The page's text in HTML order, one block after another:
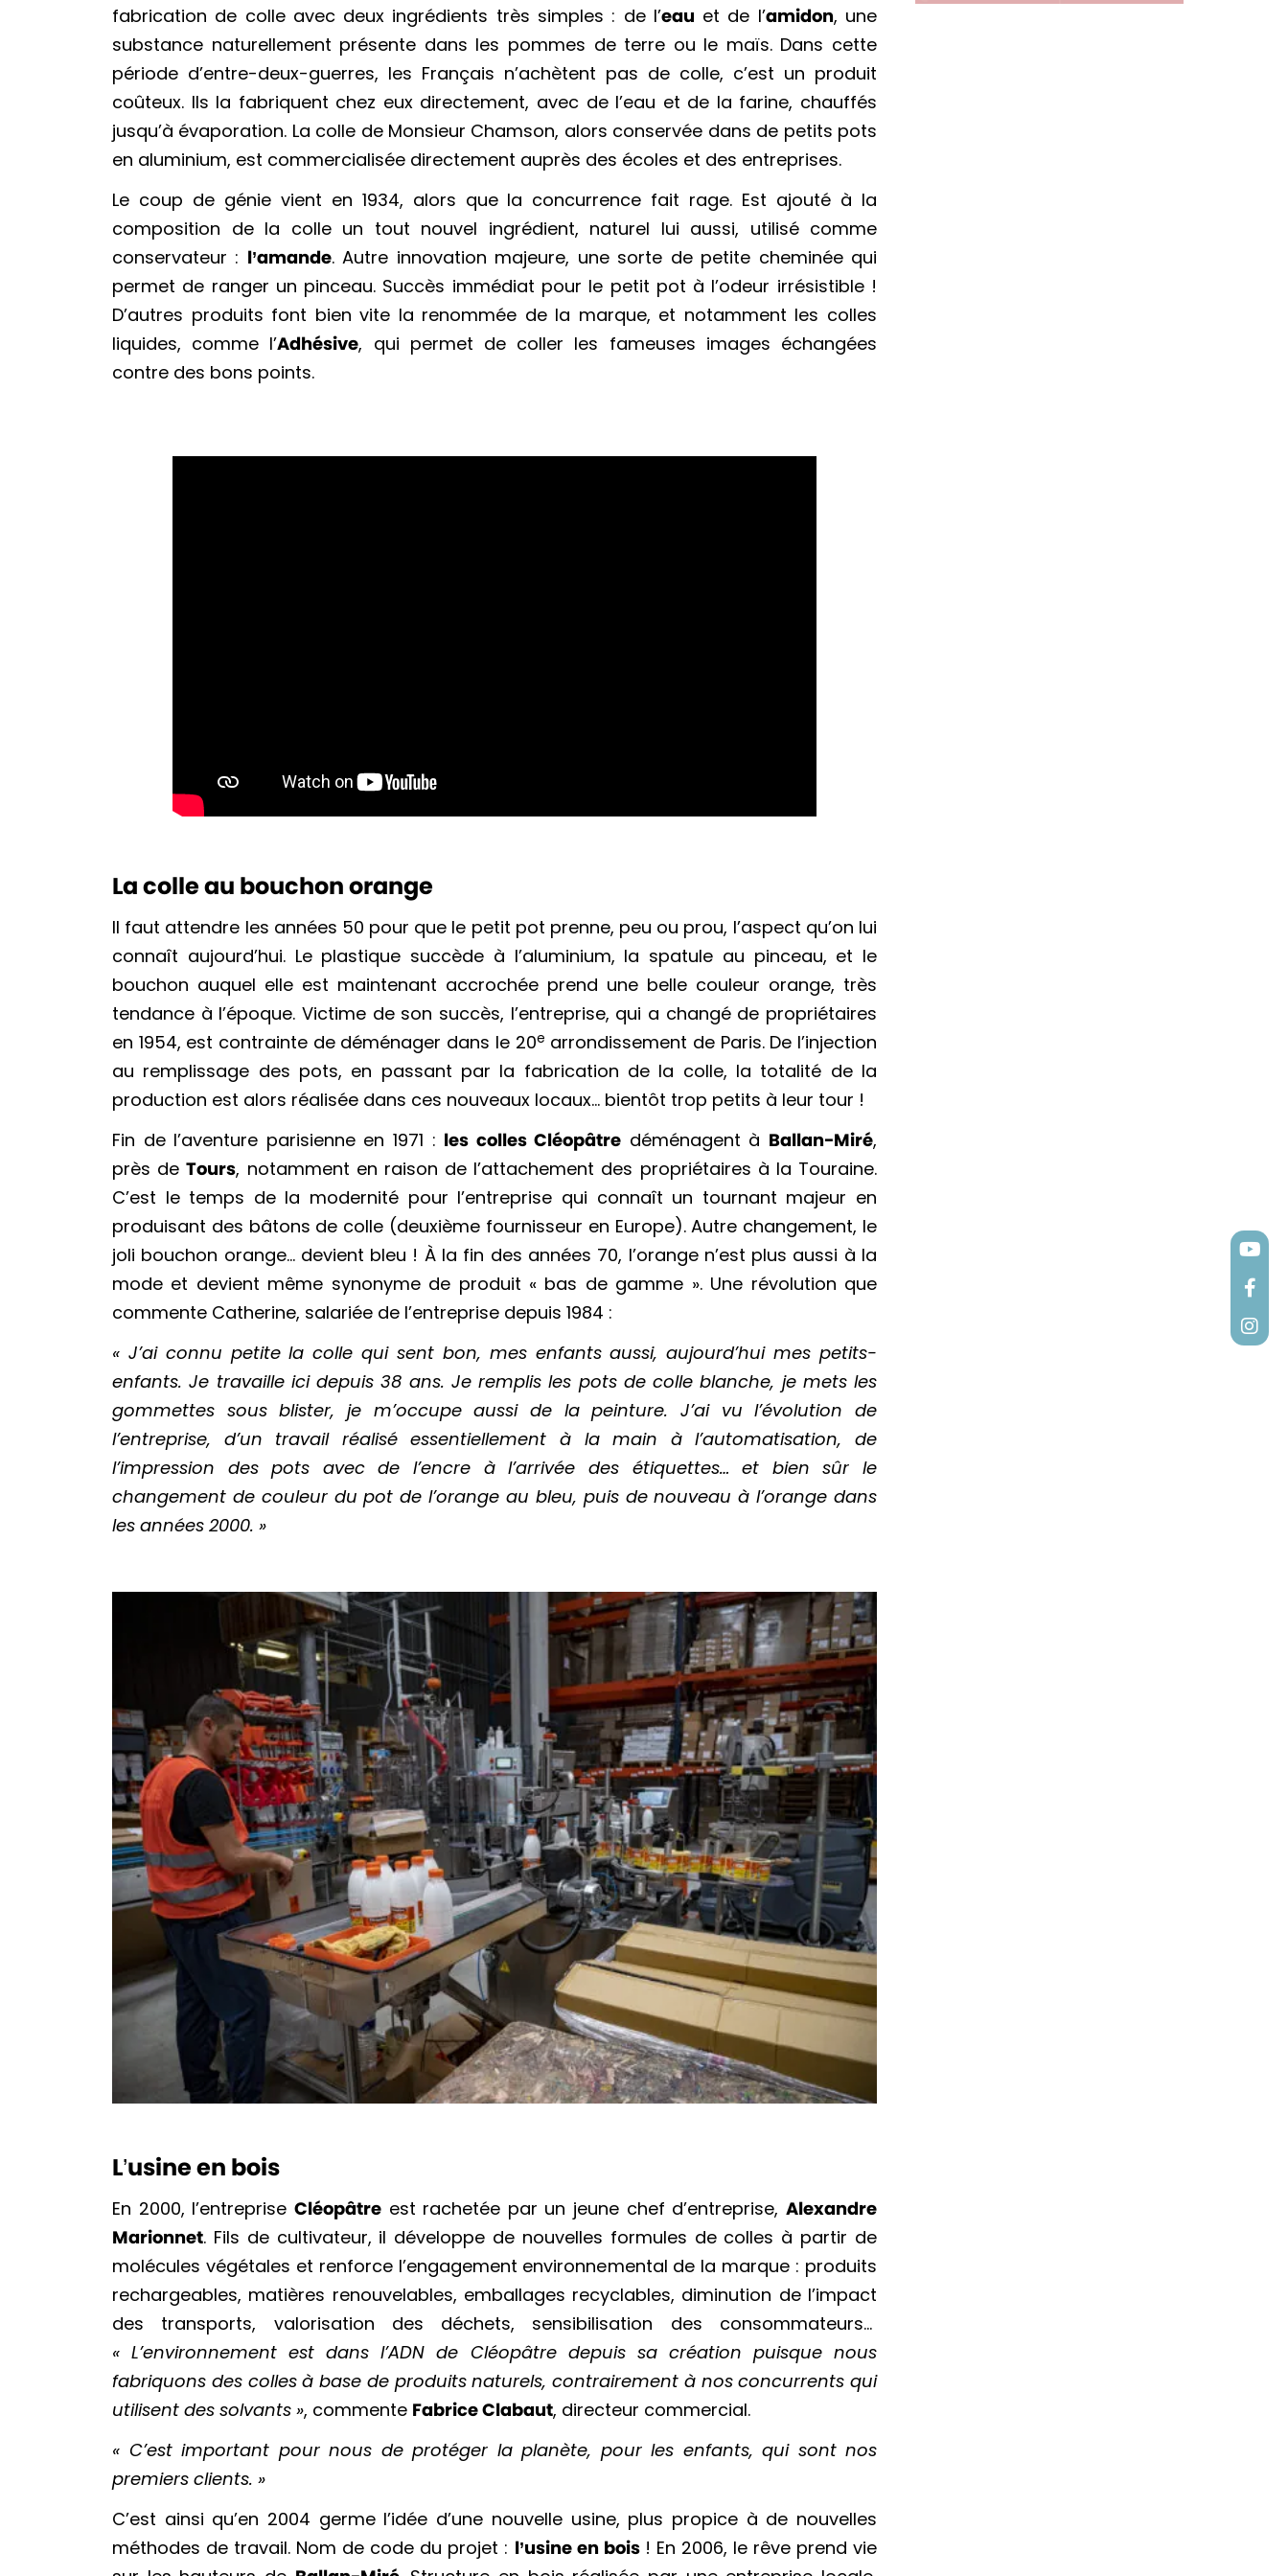
fabrication de colle avec deux ingrédients très simples : de l’eau et de l’amidon, une
substance naturellement présente dans les pommes de terre ou le maïs. Dans cette
période d’entre-deux-guerres, les Français n’achètent pas de colle, c’est un produit
coûteux. Ils la fabriquent chez eux directement, avec de l’eau et de la farine, chauffés
jusqu’à évaporation. La colle de Monsieur Chamson, alors conservée dans de petits pots
en aluminium, est commercialisée directement auprès des écoles et des entreprises.
Le coup de génie vient en 1934, alors que la concurrence fait rage. Est ajouté à la
composition de la colle un tout nouvel ingrédient, naturel lui aussi, utilisé comme
conservateur : l’amande. Autre innovation majeure, une sorte de petite cheminée qui
permet de ranger un pinceau. Succès immédiat pour le petit pot à l’odeur irrésistible !
D’autres produits font bien vite la renommée de la marque, et notamment les colles
liquides, comme l’Adhésive, qui permet de coller les fameuses images échangées
contre des bons points.
La colle au bouchon orange
Il faut attendre les années 50 pour que le petit pot prenne, peu ou prou, l’aspect qu’on lui
connaît aujourd’hui. Le plastique succède à l’aluminium, la spatule au pinceau, et le
bouchon auquel elle est maintenant accrochée prend une belle couleur orange, très
tendance à l’époque. Victime de son succès, l’entreprise, qui a changé de propriétaires
en 1954, est contrainte de déménager dans le 20e arrondissement de Paris. De l’injection
au remplissage des pots, en passant par la fabrication de la colle, la totalité de la
production est alors réalisée dans ces nouveaux locaux… bientôt trop petits à leur tour !
Fin de l’aventure parisienne en 1971 : les colles Cléopâtre déménagent à Ballan-Miré,
près deTours, notamment en raison de l’attachement des propriétaires à la Touraine.
C’est le temps de la modernité pour l’entreprise qui connaît un tournant majeur en
produisant des bâtons de colle (deuxième fournisseur en Europe). Autre changement, le
joli bouchon orange… devient bleu ! À la fin des années 70, l’orange n’est plus aussi à la
mode et devient même synonyme de produit « bas de gamme ». Une révolution que
commente Catherine, salariée de l’entreprise depuis 1984 :
« J’ai connu petite la colle qui sent bon, mes enfants aussi, aujourd’hui mes petits-
enfants. Je travaille ici depuis 38 ans. Je remplis les pots de colle blanche, je mets les
gommettes sous blister, je m’occupe aussi de la peinture. J’ai vu l’évolution de
l’entreprise, d’un travail réalisé essentiellement à la main à l’automatisation, de
l’impression des pots avec de l’encre à l’arrivée des étiquettes… et bien sûr le
changement de couleur du pot de l’orange au bleu, puis de nouveau à l’orange dans
les années 2000. »
L’usine en bois
En 2000, l’entreprise Cléopâtreest rachetée par un jeune chef d’entreprise,Alexandre
Marionnet. Fils de cultivateur, il développe de nouvelles formules de colles à partir de
molécules végétales et renforce l’engagement environnemental de la marque : produits
rechargeables, matières renouvelables, emballages recyclables, diminution de l’impact
des transports, valorisation des déchets, sensibilisation des consommateurs…
« L’environnement est dans l’ADN de Cléopâtre depuis sa création puisque nous
fabriquons des colles à base de produits naturels, contrairement à nos concurrents qui
utilisent des solvants », commente Fabrice Clabaut, directeur commercial.
« C’est important pour nous de protéger la planète, pour les enfants, qui sont nos
premiers clients. »
C’est ainsi qu’en 2004 germe l’idée d’une nouvelle usine, plus propice à de nouvelles
méthodes de travail. Nom de code du projet : l’usine en bois ! En 2006, le rêve prend vie